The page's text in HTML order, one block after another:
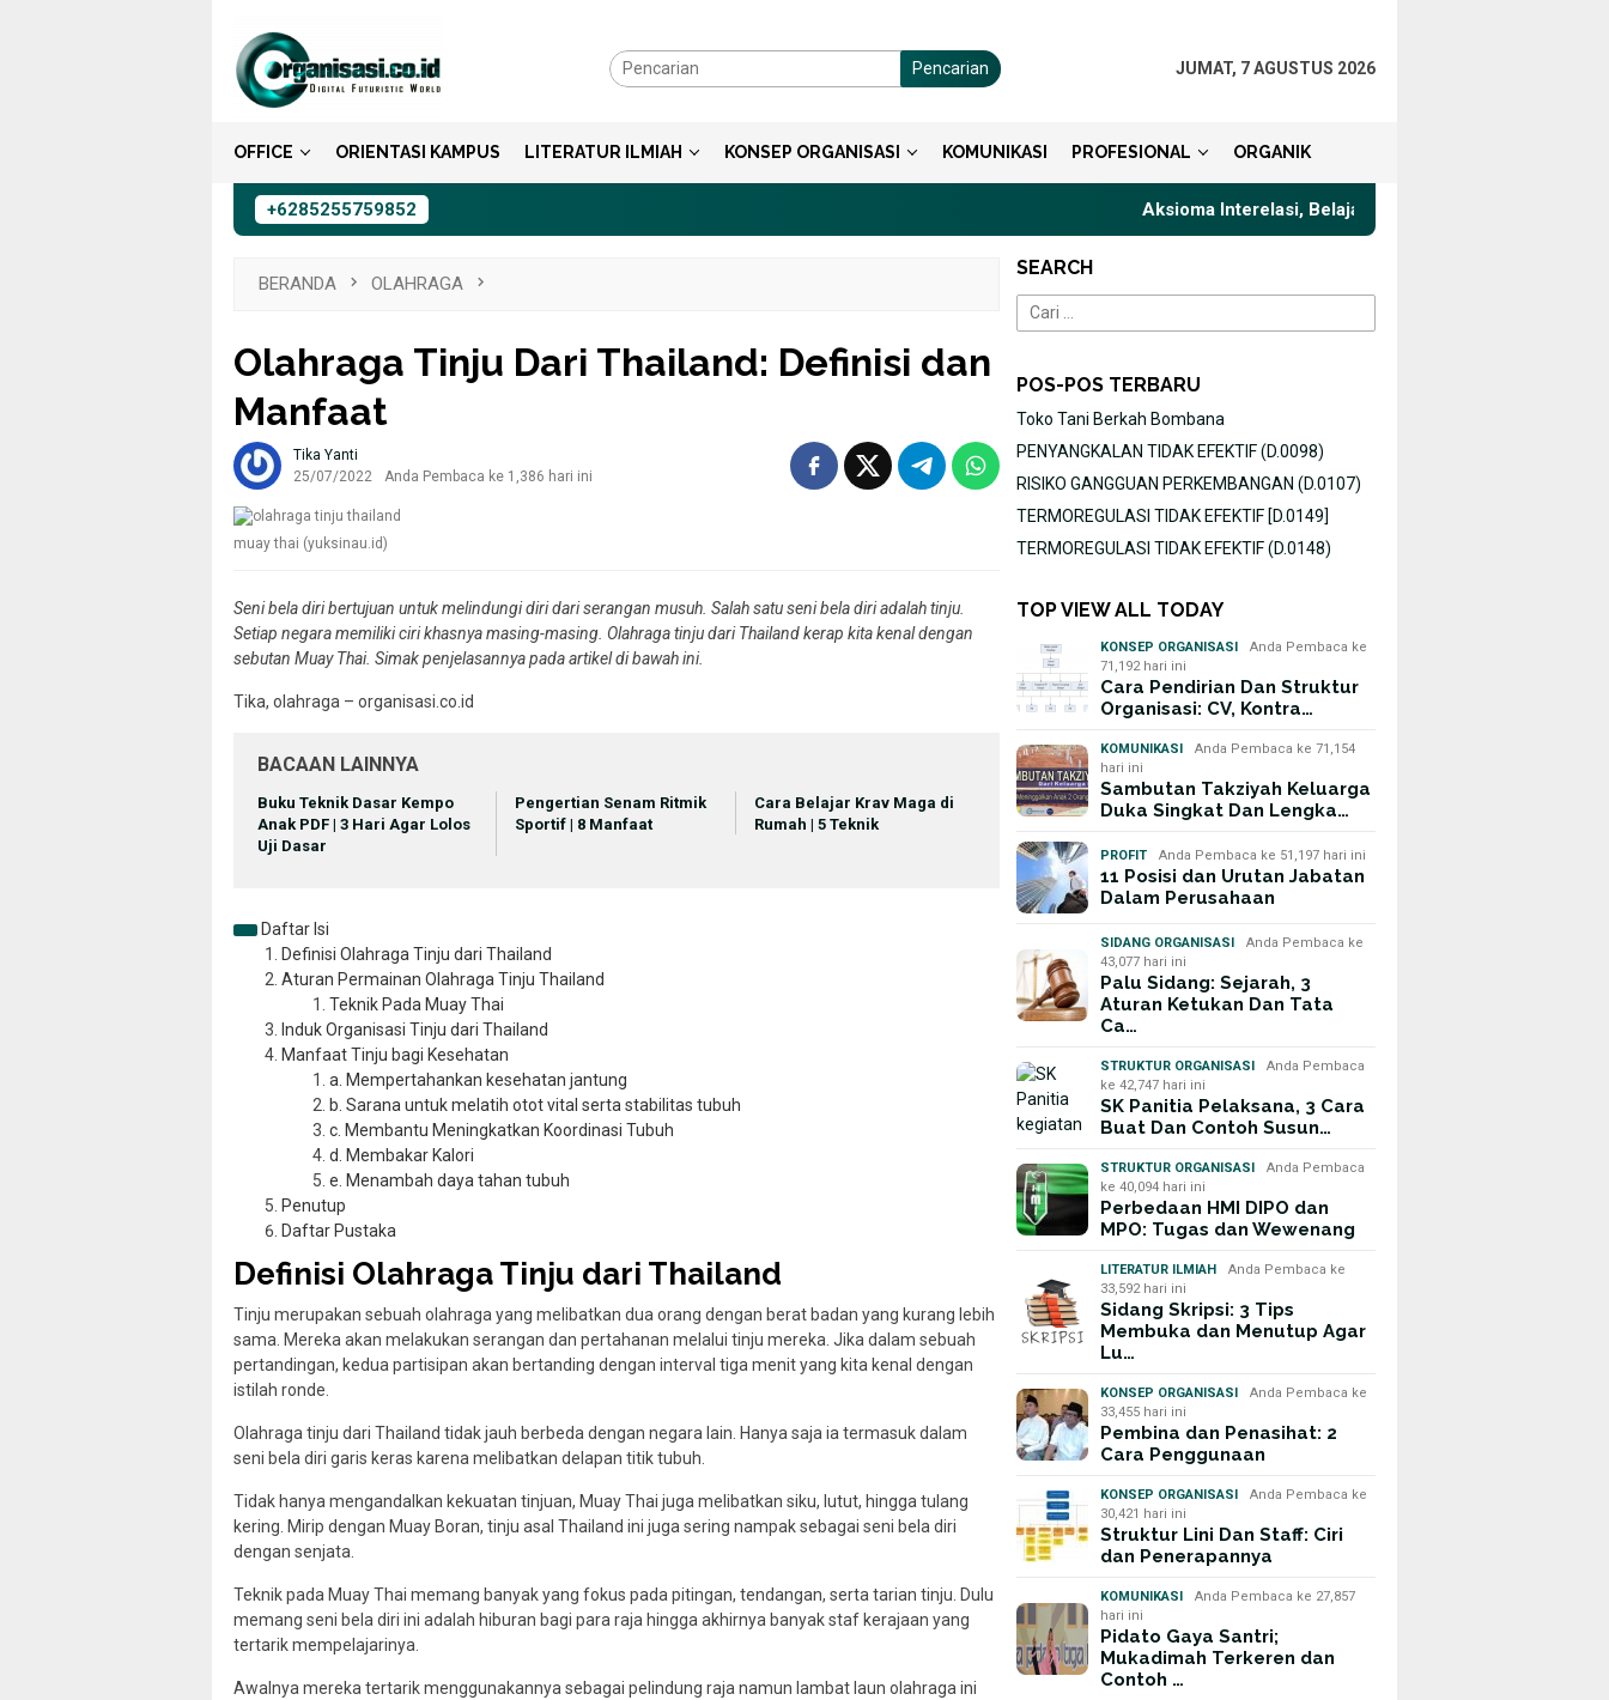
konten
Pencarian JUMAT, 7 AGUSTUS 2026
OFFICE ORIENTASI KAMPUS LITERATUR ILMIAH KONSEP ORGANISASI KOMUNIKASI PROFESIONAL ORGANIK
+6285255759852 Aksioma Interelasi, Belajar Privat Gaya Komunikasi Terbaik
BERANDA OLAHRAGA
Olahraga Tinju Dari Thailand: Definisi dan
Manfaat
Tika Yanti
25/07/2022
Anda Pembaca ke 1,386 hari ini
muay thai (yuksinau.id)
Seni bela diri bertujuan untuk melindungi diri dari serangan musuh. Salah satu seni bela diri adalah tinju.
Setiap negara memiliki ciri khasnya masing-masing. Olahraga tinju dari Thailand kerap kita kenal dengan
sebutan Muay Thai. Simak penjelasannya pada artikel di bawah ini.
Tika, olahraga – organisasi.co.id
BACAAN LAINNYA
Buku Teknik Dasar Kempo
Anak PDF | 3 Hari Agar Lolos
Uji Dasar
Pengertian Senam Ritmik
Sportif | 8 Manfaat
Cara Belajar Krav Maga di
Rumah | 5 Teknik
Daftar Isi
Definisi Olahraga Tinju dari Thailand
Aturan Permainan Olahraga Tinju Thailand
Teknik Pada Muay Thai
Induk Organisasi Tinju dari Thailand
Manfaat Tinju bagi Kesehatan
a. Mempertahankan kesehatan jantung
b. Sarana untuk melatih otot vital serta stabilitas tubuh
c. Membantu Meningkatkan Koordinasi Tubuh
d. Membakar Kalori
e. Menambah daya tahan tubuh
Penutup
Daftar Pustaka
Definisi Olahraga Tinju dari Thailand
Tinju merupakan sebuah olahraga yang melibatkan dua orang dengan berat badan yang kurang lebih
sama. Mereka akan melakukan serangan dan pertahanan melalui tinju mereka. Jika dalam sebuah
pertandingan, kedua partisipan akan bertanding dengan interval tiga menit yang kita kenal dengan
istilah ronde.
Olahraga tinju dari Thailand tidak jauh berbeda dengan negara lain. Hanya saja ia termasuk dalam
seni bela diri garis keras karena melibatkan delapan titik tubuh.
Tidak hanya mengandalkan kekuatan tinjuan, Muay Thai juga melibatkan siku, lutut, hingga tulang
kering. Mirip dengan Muay Boran, tinju asal Thailand ini juga sering nampak sebagai seni bela diri
dengan senjata.
Teknik pada Muay Thai memang banyak yang fokus pada pitingan, tendangan, serta tarian tinju. Dulu
memang seni bela diri ini adalah hiburan bagi para raja hingga akhirnya banyak staf kerajaan yang
tertarik mempelajarinya.
Awalnya mereka tertarik menggunakannya sebagai pelindung raja namun lambat laun olahraga ini
SEARCH
Cari
untuk:
POS-POS TERBARU
Toko Tani Berkah Bombana
PENYANGKALAN TIDAK EFEKTIF (D.0098)
RISIKO GANGGUAN PERKEMBANGAN (D.0107)
TERMOREGULASI TIDAK EFEKTIF [D.0149]
TERMOREGULASI TIDAK EFEKTIF (D.0148)
TOP VIEW ALL TODAY
KONSEP ORGANISASI
Anda Pembaca ke
71,192 hari ini
Cara Pendirian Dan Struktur
Organisasi: CV, Kontra…
KOMUNIKASI
Anda Pembaca ke 71,154
hari ini
Sambutan Takziyah Keluarga
Duka Singkat Dan Lengka…
PROFIT Anda Pembaca ke 51,197 hari ini
11 Posisi dan Urutan Jabatan
Dalam Perusahaan
SIDANG ORGANISASI
Anda Pembaca ke
43,077 hari ini
Palu Sidang: Sejarah, 3
Aturan Ketukan Dan Tata
Ca…
STRUKTUR ORGANISASI
Anda Pembaca
ke 42,747 hari ini
SK Panitia Pelaksana, 3 Cara
Buat Dan Contoh Susun…
STRUKTUR ORGANISASI
Anda Pembaca
ke 40,094 hari ini
Perbedaan HMI DIPO dan
MPO: Tugas dan Wewenang
LITERATUR ILMIAH
Anda Pembaca ke
33,592 hari ini
Sidang Skripsi: 3 Tips
Membuka dan Menutup Agar
Lu…
KONSEP ORGANISASI
Anda Pembaca ke
33,455 hari ini
Pembina dan Penasihat: 2
Cara Penggunaan
KONSEP ORGANISASI
Anda Pembaca ke
30,421 hari ini
Struktur Lini Dan Staff: Ciri
dan Penerapannya
KOMUNIKASI
Anda Pembaca ke 27,857
hari ini
Pidato Gaya Santri;
Mukadimah Terkeren dan
Contoh …